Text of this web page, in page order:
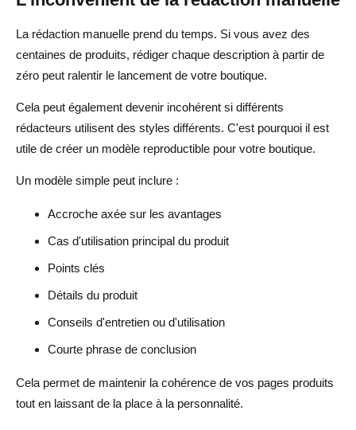
La rédaction manuelle prend du temps. Si vous avez des
centaines de produits, rédiger chaque description à partir de
zéro peut ralentir le lancement de votre boutique.
Cela peut également devenir incohérent si différents
rédacteurs utilisent des styles différents. C'est pourquoi il est
utile de créer un modèle reproductible pour votre boutique.
Un modèle simple peut inclure :
Accroche axée sur les avantages
Cas d'utilisation principal du produit
Points clés
Détails du produit
Conseils d'entretien ou d'utilisation
Courte phrase de conclusion
Cela permet de maintenir la cohérence de vos pages produits
tout en laissant de la place à la personnalité.